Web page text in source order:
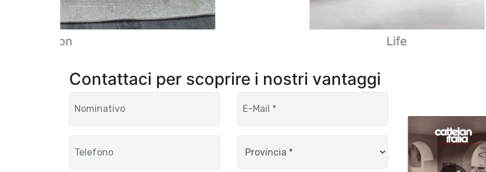
Lagoon Life
Contattaci per scoprire i nostri vantaggi